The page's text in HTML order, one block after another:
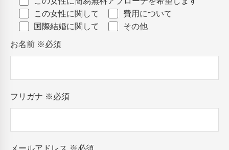
この女性に関して
費用について
国際結婚に関して
その他
お名前 ※必須
フリガナ ※必須